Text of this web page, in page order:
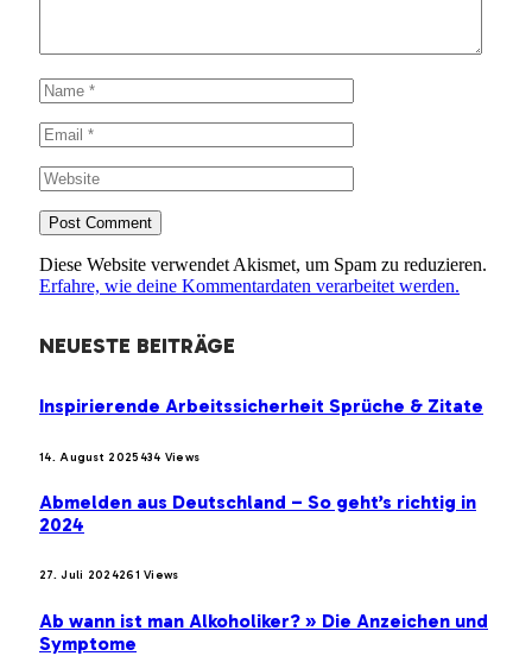
Diese Website verwendet Akismet, um Spam zu reduzieren.
Erfahre, wie deine Kommentardaten verarbeitet werden.
NEUESTE BEITRÄGE
Inspirierende Arbeitssicherheit Sprüche & Zitate
14. August 2025434 Views
Abmelden aus Deutschland – So geht’s richtig in
2024
27. Juli 2024261Views
Ab wann ist man Alkoholiker? » Die Anzeichen und
Symptome